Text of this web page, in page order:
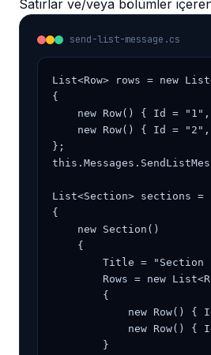
Satırlar ve/veya bölümler
send-list-message.cs
List<Row> rows = new
{
new Row() { Id =
new Row() { Id =
};
List<Section> sections =
{
    new Section()
    {
Title = "Section
Rows = new
        {
new Row() {
new Row() {
        }